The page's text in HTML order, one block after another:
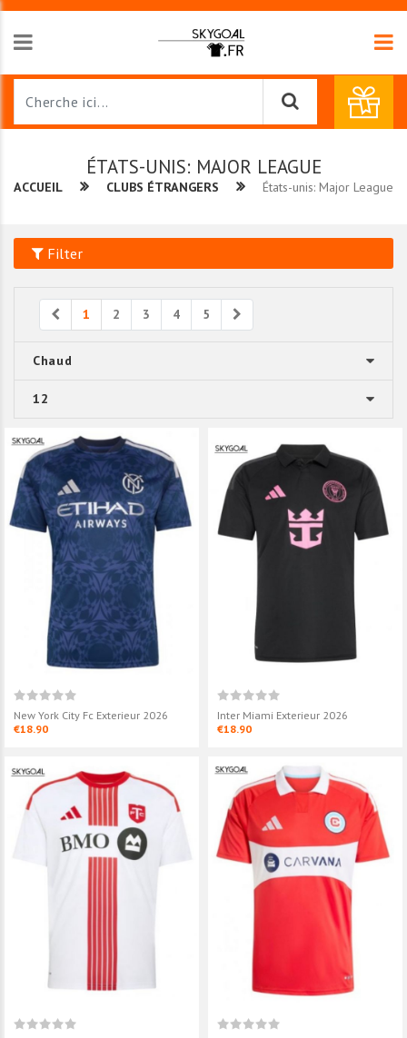
ÉTATS-UNIS: MAJOR LEAGUE
ACCUEIL CLUBS ÉTRANGERS États-unis: Major League
Filter
Previous
1 2 3 4 5
New York City Fc Exterieur 2026
€18.90
Inter Miami Exterieur 2026
€18.90